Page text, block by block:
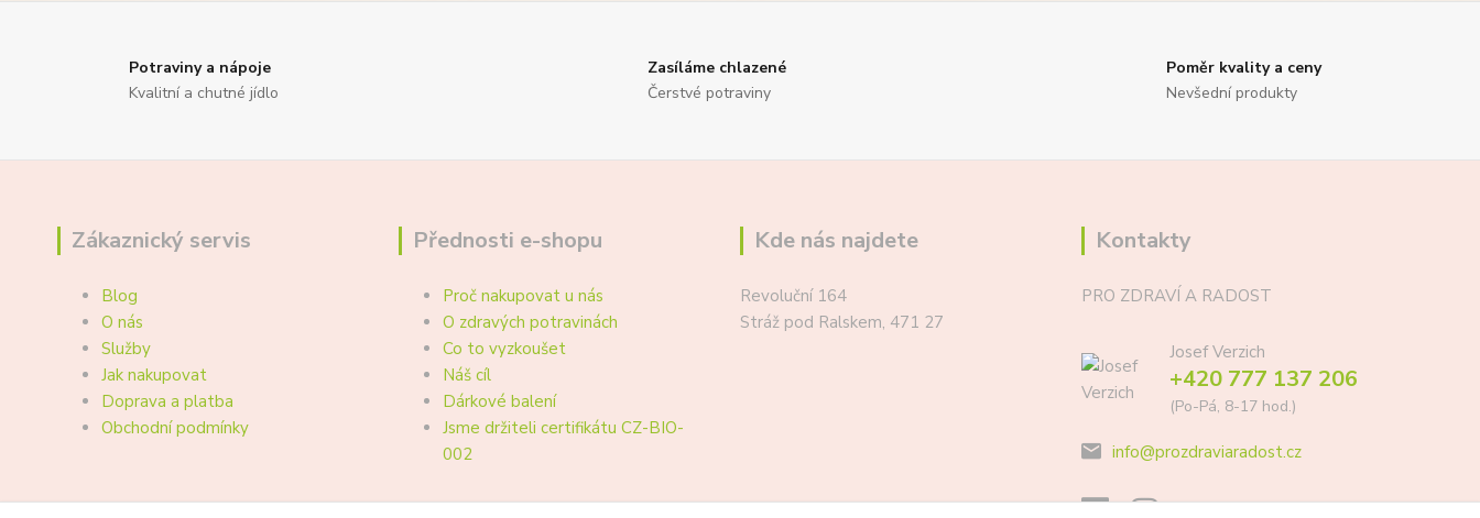
Potraviny a nápoje
Kvalitní a chutné jídlo
Zasíláme chlazené
Čerstvé potraviny
Poměr kvality a ceny
Nevšední produkty
Zákaznický servis
Blog
O nás
Služby
Jak nakupovat
Doprava a platba
Obchodní podmínky
Přednosti e-shopu
Proč nakupovat u nás
O zdravých potravinách
Co to vyzkoušet
Náš cíl
Dárkové balení
Jsme držiteli certifikátu CZ-BIO-
002
Kde nás najdete
Revoluční 164
Stráž pod Ralskem, 471 27
Kontakty
PRO ZDRAVÍ A RADOST
Josef Verzich
+420 777 137 206
(Po-Pá, 8-17 hod.)
info@prozdraviaradost.cz